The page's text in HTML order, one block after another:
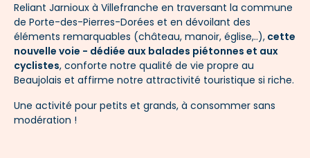
Reliant Jarnioux à Villefranche en traversant la commune
de Porte-des-Pierres-Dorées et en dévoilant des
éléments remarquables (château, manoir, église,..), cette
nouvelle voie - dédiée aux balades piétonnes et aux
cyclistes, conforte notre qualité de vie propre au
Beaujolais et affirme notre attractivité touristique si riche.
Une activité pour petits et grands, à consommer sans
modération ! ​